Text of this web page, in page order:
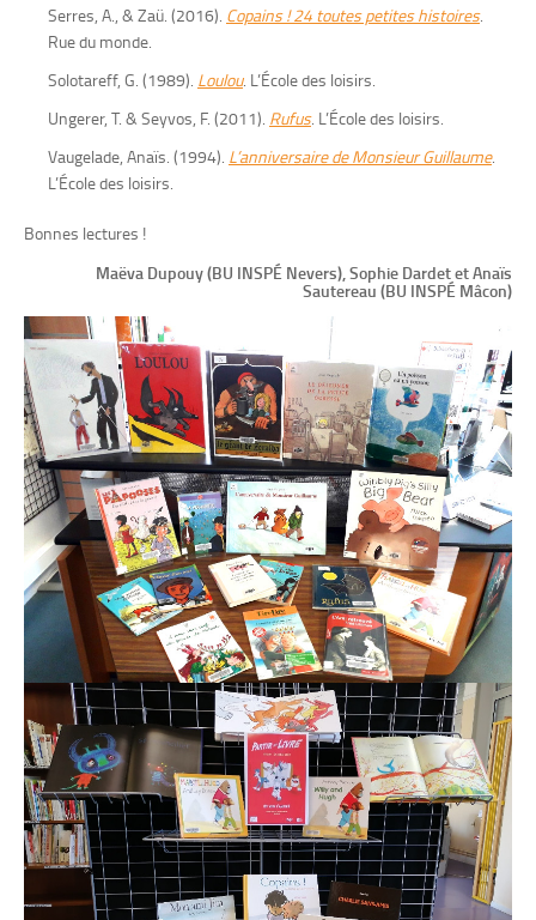
Serres, A., & Zaü. (2016). Copains ! 24 toutes petites histoires.
Rue du monde.
Solotareff, G. (1989). Loulou. L’École des loisirs.
Ungerer, T. & Seyvos, F. (2011). Rufus. L’École des loisirs.
Vaugelade, Anaïs. (1994). L’anniversaire de Monsieur Guillaume.
L’École des loisirs.
Bonnes lectures !
Maëva Dupouy (BU INSPÉ Nevers), Sophie Dardet et Anaïs
Sautereau (BU INSPÉ Mâcon)